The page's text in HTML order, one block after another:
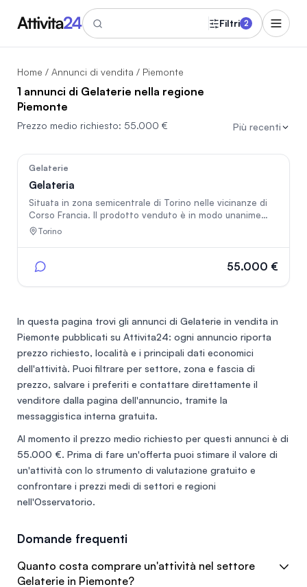
Filtri 2
Home / Annunci di vendita / Piemonte
1 annunci di Gelaterie nella regione
Piemonte
Prezzo medio richiesto: 55.000 € Più recenti
Gelaterie
Gelateria
Situata in zona semicentrale di Torino nelle vicinanze di
Corso Francia. Il prodotto venduto è in modo unanime
riconosciuto come tra i migliori del mercato. Attiva dal
con un vantaggioso contratto di locazione, finemente
elevate potenzialità di crescita sia del fatturato che dei
Torino
55.000 €
In questa pagina trovi gli annunci di Gelaterie in vendita in
Piemonte pubblicati su Attivita24: ogni annuncio riporta
prezzo richiesto, località e i principali dati economici
dell'attività. Puoi filtrare per settore, zona e fascia di
prezzo, salvare i preferiti e contattare direttamente il
venditore dalla pagina dell'annuncio, tramite la
messaggistica interna gratuita.
Al momento il prezzo medio richiesto per questi annunci è di
55.000 €. Prima di fare un'offerta puoi stimare il valore di
un'attività con lo strumento di valutazione gratuito e
confrontare i prezzi medi di settori e regioni
nell'Osservatorio.
Domande frequenti
Quanto costa comprare un'attività nel settore
Gelaterie in Piemonte?